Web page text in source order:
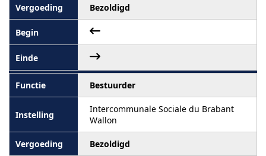
Bezoldigd
Bestuurder
Intercommunale Sociale du Brabant
Wallon
Bezoldigd